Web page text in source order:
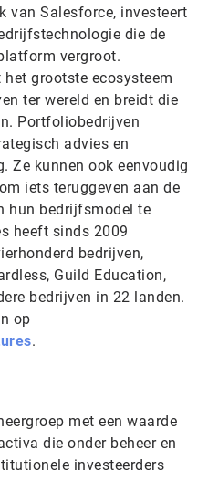
van Salesforce, investeert
die de
vergroot.
grootste ecosysteem
ter wereld en breidt die
Portfoliobedrijven
advies en
Ze kunnen ook eenvoudig
om iets teruggeven aan de
hun bedrijfsmodel te
heeft sinds 2009
bedrijven,
Guild Education,
bedrijven in 22 landen.
op
.
met een waarde
die onder beheer en
investeerders